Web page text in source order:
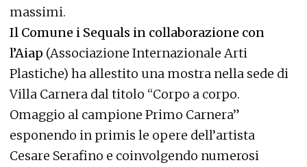
massimi.
Il Comune i Sequals in collaborazione con
l’Aiap (Associazione Internazionale Arti
Plastiche) ha allestito una mostra nella sede di
Villa Carnera dal titolo “Corpo a corpo.
Omaggio al campione Primo Carnera”
esponendo in primis le opere dell’artista
Cesare Serafino e coinvolgendo numerosi